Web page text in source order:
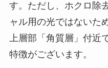
す。ただし、ホクロ除
ャル用の光ではないた
上層部「角質層」付近
特徴がございます。